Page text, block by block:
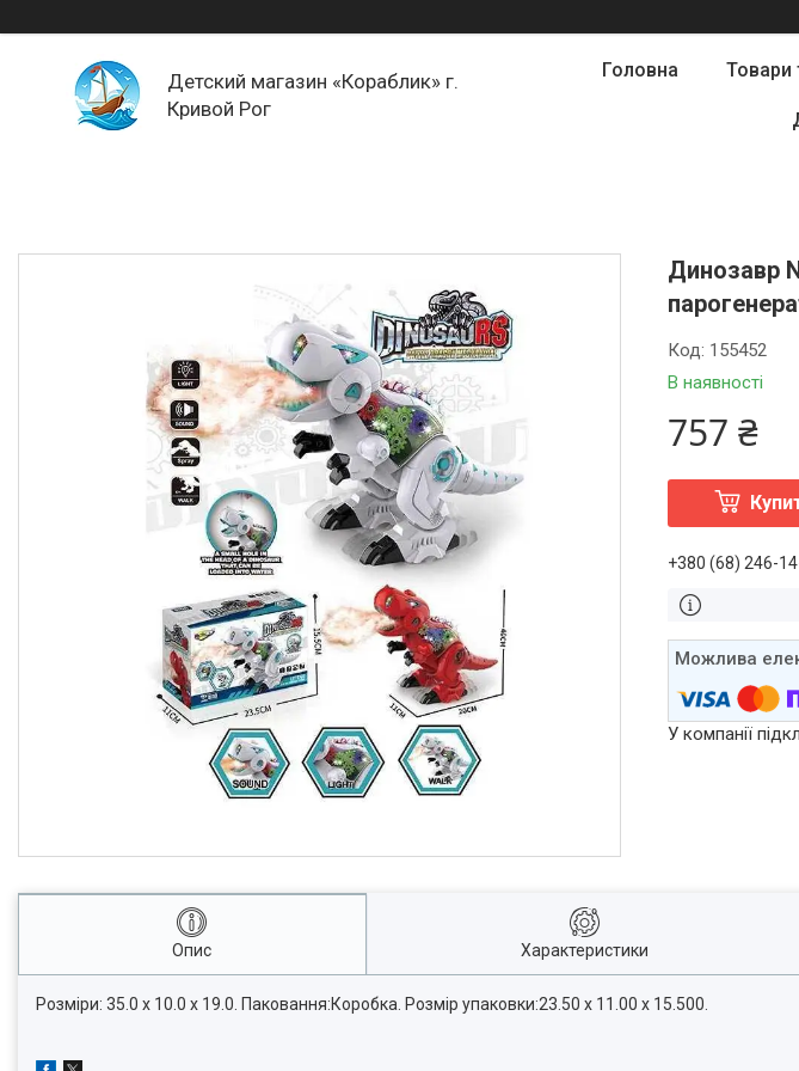
Детский магазин «Кораблик» г.
Кривой Рог
Головна Товари
Динозавр
В наявності
Код: 155452
757 ₴
+380 (68) 246-
У компанії
Опис Характеристики
Розміри: 35.0 x 10.0 x 19.0. Паковання:Коробка. Розмір упаковки:23.50 x 11.00 x 15.500.